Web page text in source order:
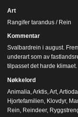
Art
Rangifer tarandus / Rein
Kommentar
Svalbardrein i august.
underart som av
tilpasset det harde klimaet.
Nøkkelord
Animalia Arktis Art
Hjortefamilien Klovdyr,
Rein Reindeer,